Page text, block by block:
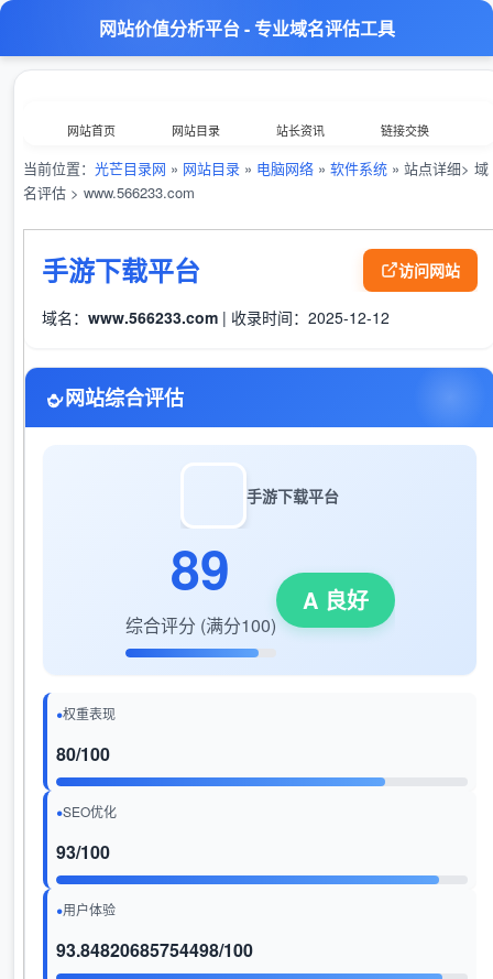
网站价值分析平台 - 专业域名评估工具
网站首页 网站目录 站长资讯 链接交换
分类浏览 最新收录 数据归档 TOP排行榜
意见反馈 外链工具 综合查询
当前位置： 光芒目录网 » 网站目录 » 电脑网络 » 软件系统 » 站点详细> 域
名评估 > www.566233.com
手游下载平台 访问网站
域名： www.566233.com | 收录时间：2025-12-12
网站综合评估
手游下载平台
89
综合评分 (满分100)
A 良好
权重表现
80/100
SEO优化
93/100
用户体验
93.84820685754498/100